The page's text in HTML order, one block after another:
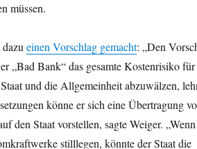
müssen.
einen Vorschlag gemacht: „Den
„Bad Bank“ das gesamte Kostenrisiko für
und die Allgemeinheit abzuwälzen,
könne er sich eine Übertragung
den Staat vorstellen, sagte Weiger.
stilllegen, könnte der Staat die